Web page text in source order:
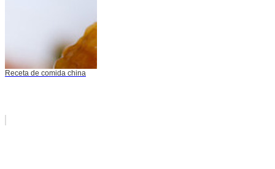
Receta de comida china